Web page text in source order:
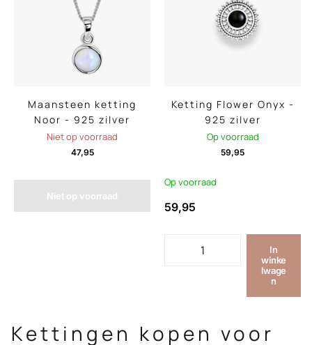
Maansteen ketting
Noor - 925 zilver
Niet op voorraad
47,95
Niet op voorraad
Ketting Flower Onyx -
925 zilver
Op voorraad
59,95
Op voorraad
59,95
In
winke
lwage
n
Kettingen kopen voor